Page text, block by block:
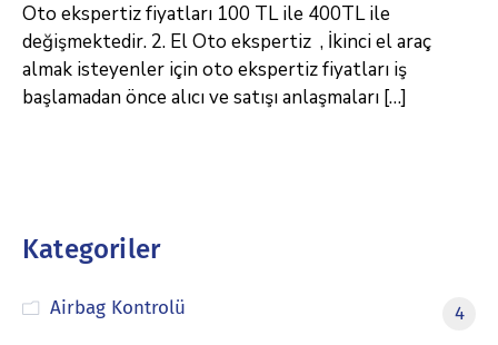
Oto ekspertiz fiyatları 100 TL ile 400TL ile
değişmektedir. 2. El Oto ekspertiz , İkinci el araç
almak isteyenler için oto ekspertiz fiyatları iş
başlamadan önce alıcı ve satışı anlaşmaları […]
Kategoriler
Airbag Kontrolü
4